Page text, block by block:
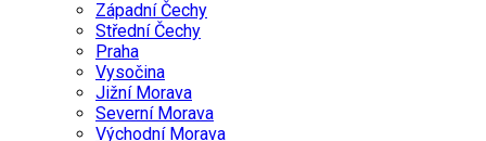
Current
Page
Parent
Západní Čechy
Střední Čechy
Praha
Vysočina
Jižní Morava
Severní Morava
Východní Morava